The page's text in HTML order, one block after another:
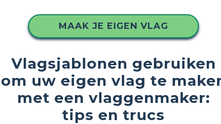
MAAK JE EIGEN VLAG
Vlagsjablonen gebruiken
om uw eigen vlag te
met een vlaggenmaker:
tips en trucs